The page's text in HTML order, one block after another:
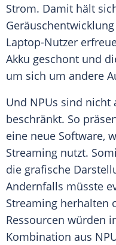
Strom. Damit hält
Laptop-Nutzer
Akku geschont und
um sich um andere
Und NPUs sind nicht
beschränkt. So
eine neue Software,
Streaming nutzt.
die grafische
Andernfalls müsste
Streaming herhalten
Ressourcen würden
Kombination aus